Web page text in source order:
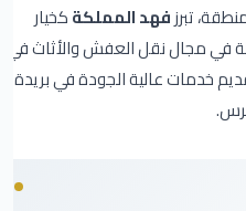
تبرزفهد المملكةكخيار
في مجال نقل العفش والأثاث في
خدمات عالية الجودة في بريدة